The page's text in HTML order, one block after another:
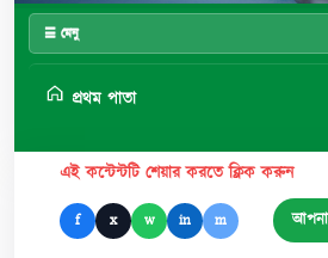
☰ মেনু
প্রথম পাতা
এই কন্টেন্টটি শেয়ার করতে ক্লিক করুন
f x w in m